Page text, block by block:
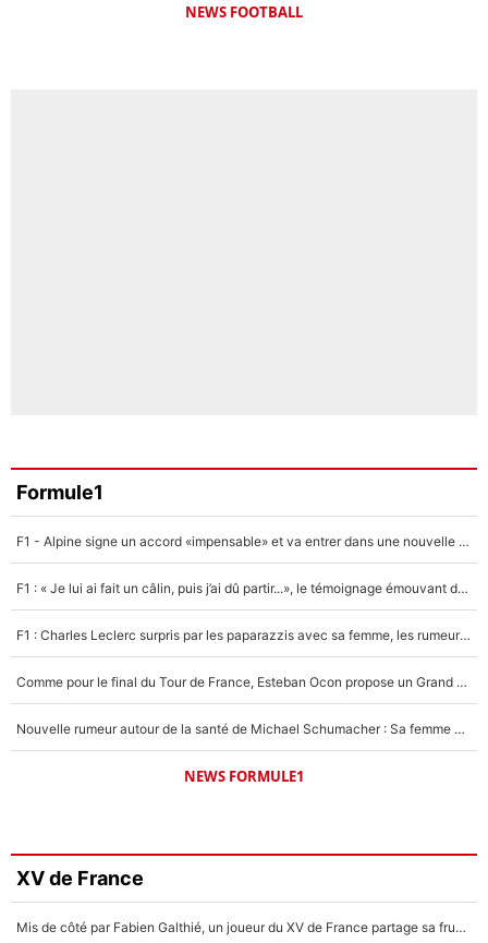
NEWS FOOTBALL
Formule1
F1 - Alpine signe un accord «impensable» et va entrer dans une nouvelle dimension : Grande nouvelle pour Pierre Gasly !
F1 : « Je lui ai fait un câlin, puis j’ai dû partir...», le témoignage émouvant de Max Verstappen sur sa fille
F1 : Charles Leclerc surpris par les paparazzis avec sa femme, les rumeurs étaient vraies !
Comme pour le final du Tour de France, Esteban Ocon propose un Grand Prix de Formule 1 à Paris : «Autour de l’Arc de Triomphe, ce serait génial» !
Nouvelle rumeur autour de la santé de Michael Schumacher : Sa femme Corinna sort du silence
NEWS FORMULE1
XV de France
Mis de côté par Fabien Galthié, un joueur du XV de France partage sa frustration : «ils ne me l’ont pas dit tout de suite»